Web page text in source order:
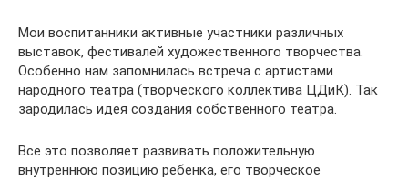
Мои воспитанники активные участники различных
выставок, фестивалей художественного творчества.
Особенно нам запомнилась встреча с артистами
народного театра (творческого коллектива ЦДиК). Так
зародилась идея создания собственного театра.
Все это позволяет развивать положительную
внутреннюю позицию ребенка, его творческое